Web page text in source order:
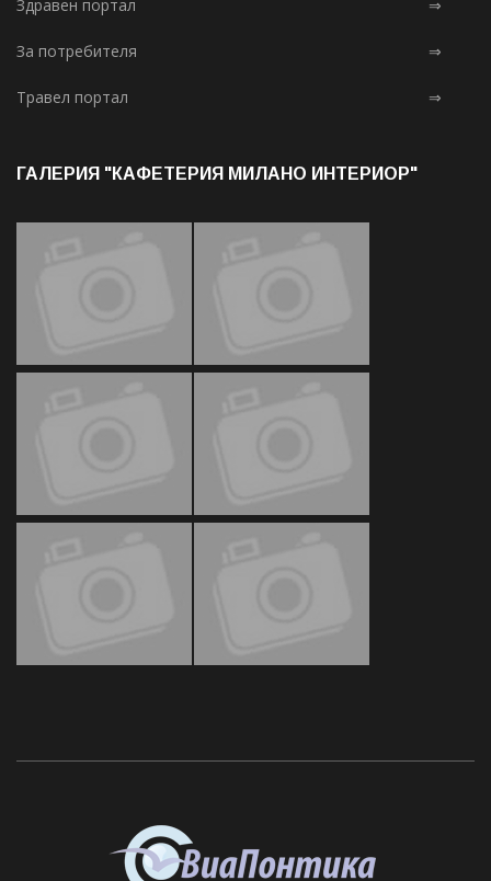
Здравен портал ⇒
За потребителя ⇒
Травел портал ⇒
ГАЛЕРИЯ "КАФЕТЕРИЯ МИЛАНО ИНТЕРИОР"